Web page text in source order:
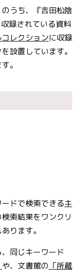
うち、『吉田松陰
録されている資料
レクションに収録
設置しています。
。
ドで検索できるキ
索結果をワンクリ
ります。
同じキーワード
や、文書館の 「所蔵